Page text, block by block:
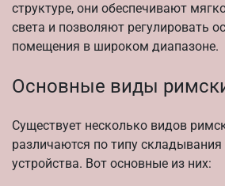
структуре, они обеспечивают
света и позволяют регулировать
помещения в широком диапазоне.
Основные виды
Существует несколько видов
различаются по типу складывания
устройства. Вот основные из них: